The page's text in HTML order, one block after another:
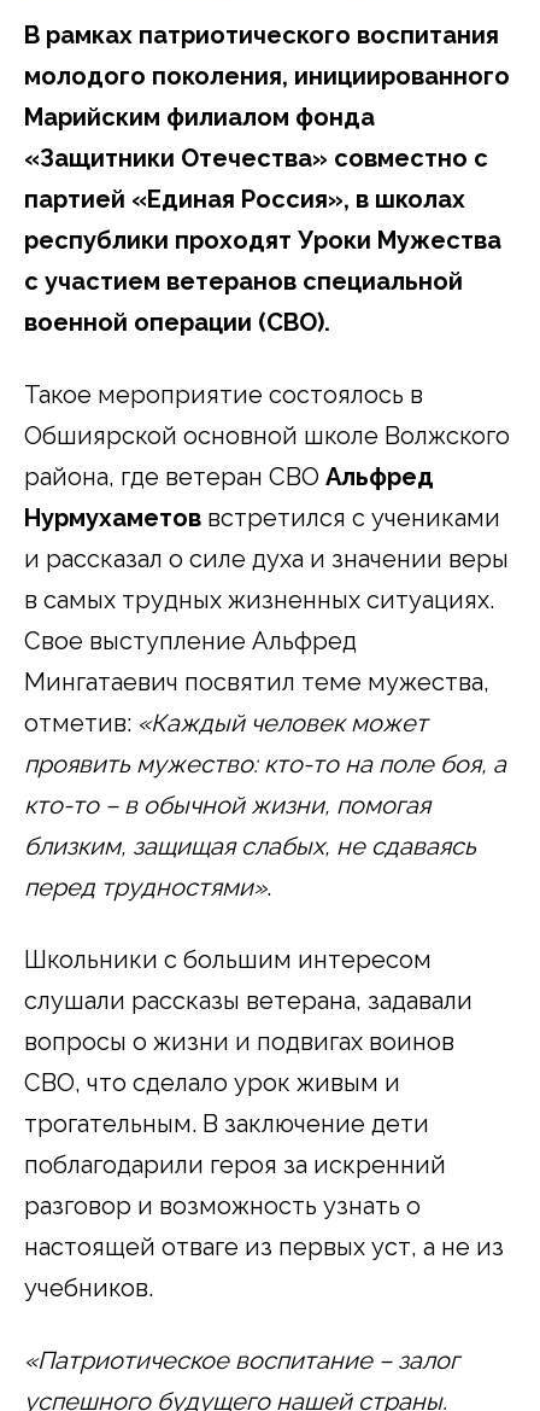
В рамках патриотического воспитания
молодого поколения, инициированного
Марийским филиалом фонда
«Защитники Отечества» совместно с
партией «Единая Россия», в школах
республики проходят Уроки Мужества
с участием ветеранов специальной
военной операции (СВО).
Такое мероприятие состоялось в
Обшиярской основной школе Волжского
района, где ветеран СВО Альфред
Нурмухаметов встретился с учениками
и рассказал о силе духа и значении веры
в самых трудных жизненных ситуациях.
Свое выступление Альфред
Мингатаевич посвятил теме мужества,
отметив: «Каждый человек может
проявить мужество: кто-то на поле боя, а
кто-то – в обычной жизни, помогая
близким, защищая слабых, не сдаваясь
перед трудностями».
Школьники с большим интересом
слушали рассказы ветерана, задавали
вопросы о жизни и подвигах воинов
СВО, что сделало урок живым и
трогательным. В заключение дети
поблагодарили героя за искренний
разговор и возможность узнать о
настоящей отваге из первых уст, а не из
учебников.
«Патриотическое воспитание – залог
успешного будущего нашей страны.